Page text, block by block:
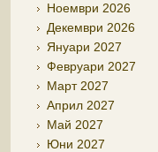
Ноември 2026
Декември 2026
Януари 2027
Февруари 2027
Март 2027
Април 2027
Май 2027
Юни 2027